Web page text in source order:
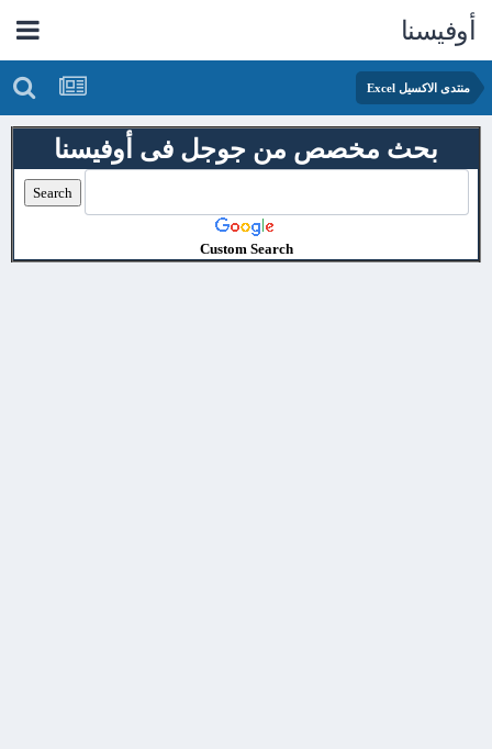
أوفيسنا
منتدى الاكسيل Excel
بحث مخصص من جوجل فى أوفيسنا
Custom Search